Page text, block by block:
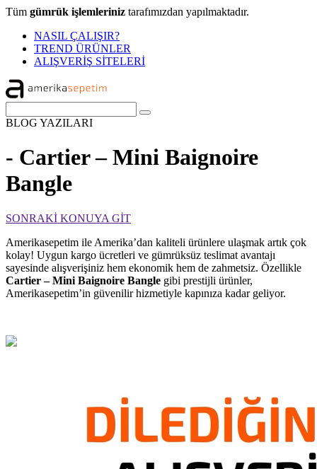
Tüm gümrük işlemleriniz tarafımızdan yapılmaktadır.
NASIL ÇALIŞIR?
TREND ÜRÜNLER
ALIŞVERİŞ SİTELERİ
BLOG YAZILARI
- Cartier – Mini Baignoire
Bangle
SONRAKİ KONUYA GİT
Amerikasepetim ile Amerika’dan kaliteli ürünlere ulaşmak artık çok
kolay! Uygun kargo ücretleri ve gümrüksüz teslimat avantajı
sayesinde alışverişiniz hem ekonomik hem de zahmetsiz. Özellikle
Cartier – Mini Baignoire Bangle gibi prestijli ürünler,
Amerikasepetim’in güvenilir hizmetiyle kapınıza kadar geliyor.